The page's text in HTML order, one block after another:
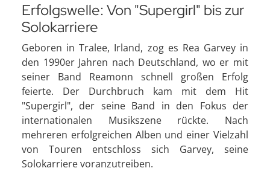
Erfolgswelle: Von "Supergirl" bis zur
Solokarriere
Geboren in Tralee, Irland, zog es Rea Garvey in
den 1990er Jahren nach Deutschland, wo er mit
seiner Band Reamonn schnell großen Erfolg
feierte. Der Durchbruch kam mit dem Hit
"Supergirl", der seine Band in den Fokus der
internationalen Musikszene rückte. Nach
mehreren erfolgreichen Alben und einer Vielzahl
von Touren entschloss sich Garvey, seine
Solokarriere voranzutreiben.